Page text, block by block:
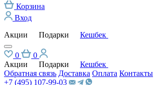
Корзина
Вход
Акции
Подарки Кешбек
0
0
Акции
Подарки
Кешбек
Обратная связь Доставка Оплата Контакты
+7 (495) 107-99-03